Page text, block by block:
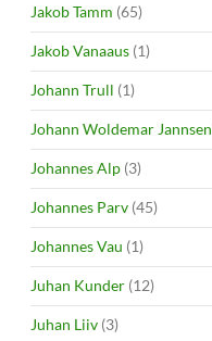
Jakob Tamm (65)
Jakob Vanaaus (1)
Johann Trull (1)
Johann Woldemar Jannsen
Johannes Alp (3)
Johannes Parv (45)
Johannes Vau (1)
Juhan Kunder (12)
Juhan Liiv (3)